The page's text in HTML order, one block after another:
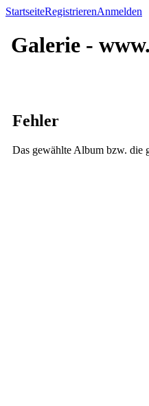
StartseiteRegistrierenAnmelden
Galerie -
Fehler
Das gewählte Album bzw. die